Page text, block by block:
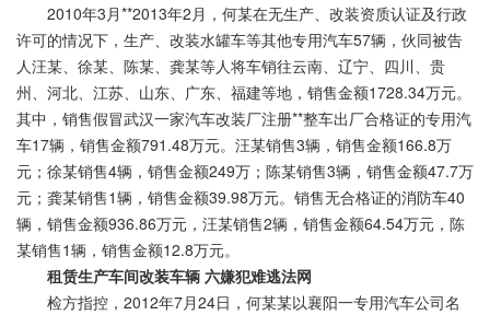
2010年3月**2013年2月，何某在无生产、改装资质认证及行政
许可的情况下，生产、改装水罐车等其他专用汽车57辆，伙同被告
人汪某、徐某、陈某、龚某等人将车销往云南、辽宁、四川、贵
州、河北、江苏、山东、广东、福建等地，销售金额1728.34万元。
其中，销售假冒武汉一家汽车改装厂注册**整车出厂合格证的专用汽
车17辆，销售金额791.48万元。汪某销售3辆，销售金额166.8万
元；徐某销售4辆，销售金额249万；陈某销售3辆，销售金额47.7万
元；龚某销售1辆，销售金额39.98万元。销售无合格证的消防车40
辆，销售金额936.86万元，汪某销售2辆，销售金额64.54万元，陈
某销售1辆，销售金额12.8万元。
租赁生产车间改装车辆 六嫌犯难逃法网
检方指控，2012年7月24日，何某某以襄阳一专用汽车公司名